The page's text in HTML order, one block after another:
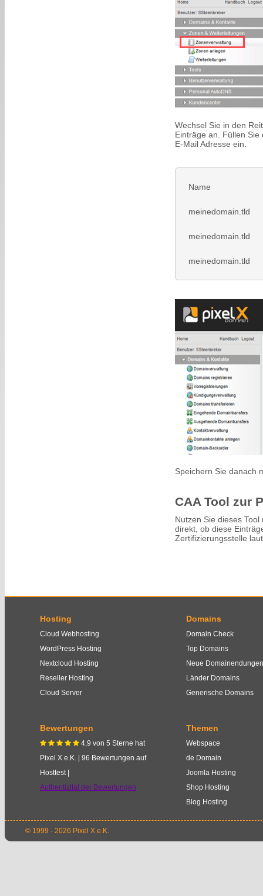
Wechsel Sie in den
Einträge an. Füllen
E-Mail Adresse ein.
Name
meinedomain.tld
meinedomain.tld
meinedomain.tld
Speichern Sie danach
CAA Tool zur
Nutzen Sie dieses
direkt, ob diese
Zertifizierungsstelle
Hosting
Cloud Webhosting
WordPress Hosting
Nextcloud Hosting
Reseller Hosting
Cloud Server
Domains
Domain Check
Top Domains
Neue Domainendungen
Länder Domains
Generische Domains
Bewertungen
     4,9 von 5 Sterne hat
Pixel X e.K.
96 Bewertungen auf
Hosttest |
Authentizität der Bewertungen
Themen
Webspace
de Domain
Joomla Hosting
Shop Hosting
Blog Hosting
© 1999 - 2026 Pixel X e.K.